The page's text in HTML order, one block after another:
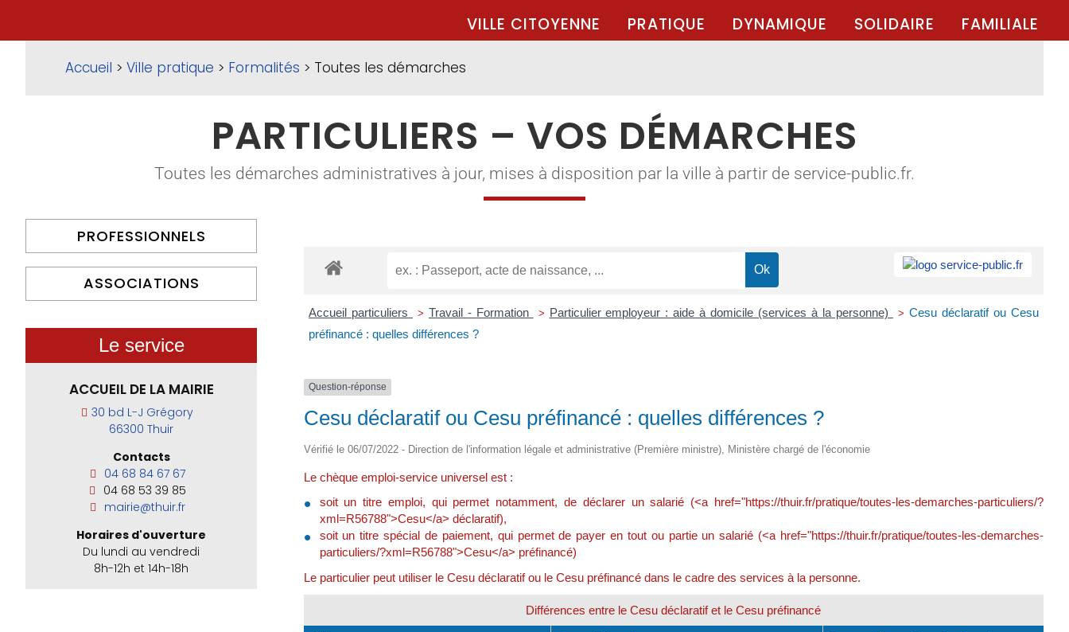
VILLE CITOYENNE PRATIQUE DYNAMIQUE SOLIDAIRE FAMILIALE
Accueil > Ville pratique > Formalités > Toutes les démarches
PARTICULIERS – VOS DÉMARCHES
Toutes les démarches administratives à jour, mises à disposition par la ville à partir de service-public.fr.
PROFESSIONNELS
ASSOCIATIONS
Le service
ACCUEIL DE LA MAIRIE
30 bd L-J Grégory
66300 Thuir
Contacts
04 68 84 67 67
04 68 53 39 85
mairie@thuir.fr
Horaires d'ouverture
Du lundi au vendredi
8h-12h et 14h-18h
Accueil particuliers > Travail - Formation > Particulier employeur : aide à domicile (services à la personne) > Cesu déclaratif ou Cesu
préfinancé : quelles différences ?
Question-réponse
Cesu déclaratif ou Cesu préfinancé : quelles différences ?
Vérifié le 06/07/2022 - Direction de l'information légale et administrative (Première ministre), Ministère chargé de l'économie
Le chèque emploi-service universel est :
soit un titre emploi, qui permet notamment, de déclarer un salarié (<a href="https://thuir.fr/pratique/toutes-les-demarches-particuliers/?
xml=R56788">Cesu</a> déclaratif),
soit un titre spécial de paiement, qui permet de payer en tout ou partie un salarié (<a href="https://thuir.fr/pratique/toutes-les-demarches-
particuliers/?xml=R56788">Cesu</a> préfinancé)
Le particulier peut utiliser le Cesu déclaratif ou le Cesu préfinancé dans le cadre des services à la personne.
Différences entre le Cesu déclaratif et le Cesu préfinancé